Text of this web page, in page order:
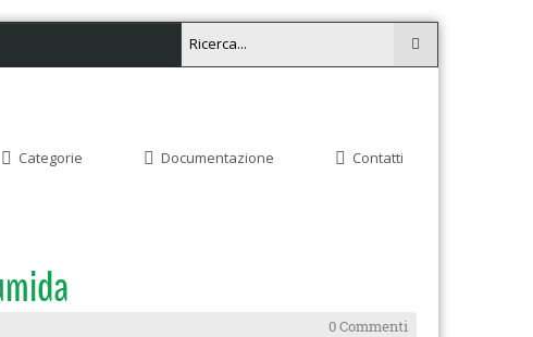
Categorie Documentazione Contatti
0 Commenti